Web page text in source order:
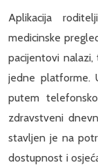
Aplikacija
medicinske
pacijentovi
jedne platforme.
putem
zdravstveni
stavljen je na
dostupnost i